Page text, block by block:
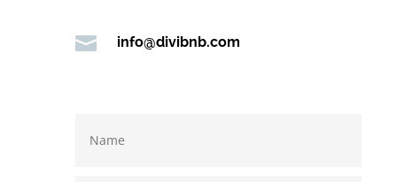
 info@divibnb.com